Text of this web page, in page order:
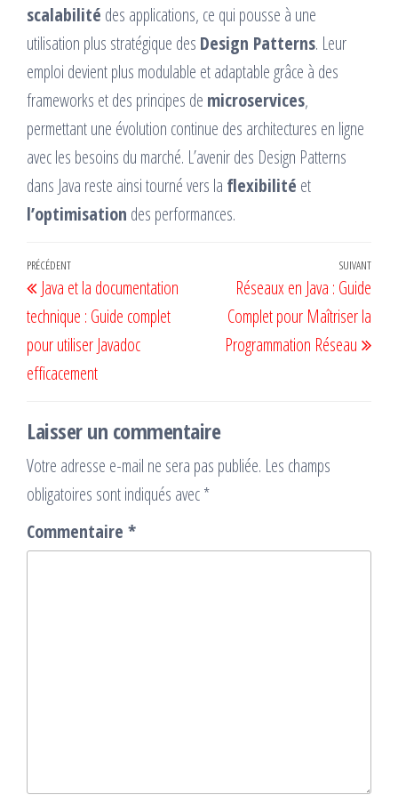
scalabilité des applications, ce qui pousse à une
utilisation plus stratégique des Design Patterns. Leur
emploi devient plus modulable et adaptable grâce à des
frameworks et des principes de microservices,
permettant une évolution continue des architectures en ligne
avec les besoins du marché. L’avenir des Design Patterns
dans Java reste ainsi tourné vers la flexibilité et
l’optimisation des performances.
Navigation
de
l’article
Article
précédent
PRÉCÉDENT
Java et la documentation
technique : Guide complet
pour utiliser Javadoc
efficacement
SUIVANT
Réseaux en Java : Guide
Complet pour Maîtriser la
Programmation Réseau
Laisser un commentaire
Votre adresse e-mail ne sera pas publiée. Les champs
obligatoires sont indiqués avec*
Commentaire *